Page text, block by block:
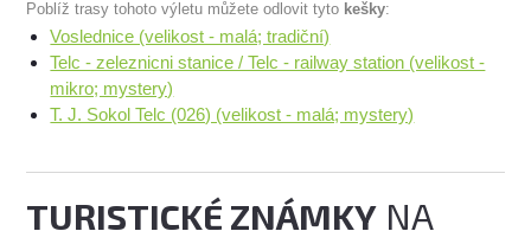
Poblíž trasy tohoto výletu můžete odlovit tyto kešky:
Voslednice (velikost - malá; tradiční)
Telc - zeleznicni stanice / Telc - railway station (velikost -
mikro; mystery)
T. J. Sokol Telc (026) (velikost - malá; mystery)
TURISTICKÉ ZNÁMKY NA